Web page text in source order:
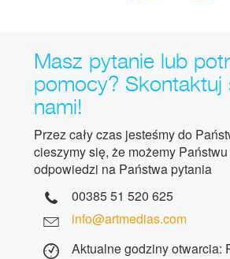
Masz pytanie lub
pomocy? Skontaktuj
nami!
Przez cały czas jesteśmy do
cieszymy się, że możemy
odpowiedzi na Państwa pytania
00385 51 520 625
info@artmedias.com
Aktualne godziny otwarcia: